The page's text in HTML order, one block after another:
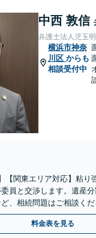
中西 敦信
弁護士法人児玉
横浜市神奈
川区 からも
相談受付中
【関東エリア対応】粘り
員と交渉します。遺産
、相続問題はご相談く
でも相談可。メール24
料金表を見る